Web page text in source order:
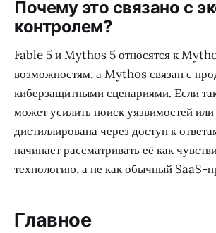
Почему это связано с
контролем?
Fable 5 и Mythos 5 относятся к
возможностям, а Mythos связан с
киберзащитными сценариями. Если
может усилить поиск уязвимостей
дистиллирована через доступ к
начинает рассматривать её как
технологию, а не как обычный SaaS-
Главное